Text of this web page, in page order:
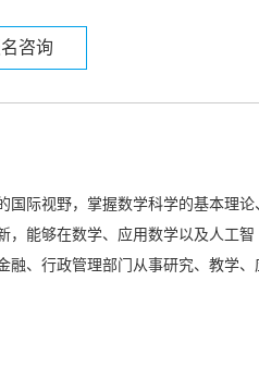
咨询
国际视野，掌握数学科学的基本理论
，能够在数学、应用数学以及人工智
融、行政管理部门从事研究、教学、